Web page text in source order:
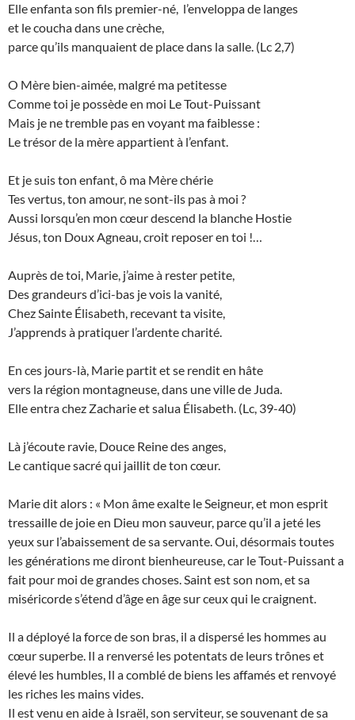
Elle enfanta son fils premier-né, l’enveloppa de langes
et le coucha dans une crèche,
parce qu’ils manquaient de place dans la salle. (Lc 2,7)
O Mère bien-aimée, malgré ma petitesse
Comme toi je possède en moi Le Tout-Puissant
Mais je ne tremble pas en voyant ma faiblesse :
Le trésor de la mère appartient à l’enfant.
Et je suis ton enfant, ô ma Mère chérie
Tes vertus, ton amour, ne sont-ils pas à moi ?
Aussi lorsqu’en mon cœur descend la blanche Hostie
Jésus, ton Doux Agneau, croit reposer en toi !…
Auprès de toi, Marie, j’aime à rester petite,
Des grandeurs d’ici-bas je vois la vanité,
Chez Sainte Élisabeth, recevant ta visite,
J’apprends à pratiquer l’ardente charité.
En ces jours-là, Marie partit et se rendit en hâte
vers la région montagneuse, dans une ville de Juda.
Elle entra chez Zacharie et salua Élisabeth. (Lc, 39-40)
Là j’écoute ravie, Douce Reine des anges,
Le cantique sacré qui jaillit de ton cœur.
Marie dit alors : « Mon âme exalte le Seigneur, et mon esprit
tressaille de joie en Dieu mon sauveur, parce qu’il a jeté les
yeux sur l’abaissement de sa servante. Oui, désormais toutes
les générations me diront bienheureuse, car le Tout-Puissant a
fait pour moi de grandes choses. Saint est son nom, et sa
miséricorde s’étend d’âge en âge sur ceux qui le craignent.
Il a déployé la force de son bras, il a dispersé les hommes au
cœur superbe. Il a renversé les potentats de leurs trônes et
élevé les humbles, Il a comblé de biens les affamés et renvoyé
les riches les mains vides.
Il est venu en aide à Israël, son serviteur, se souvenant de sa